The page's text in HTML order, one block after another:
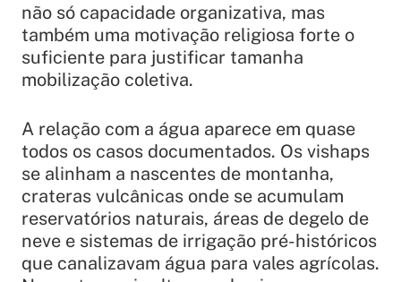
não só capacidade organizativa, mas
também uma motivação religiosa forte o
suficiente para justificar tamanha
mobilização coletiva.
A relação com a água aparece em quase
todos os casos documentados. Os vishaps
se alinham a nascentes de montanha,
crateras vulcânicas onde se acumulam
reservatórios naturais, áreas de degelo de
neve e sistemas de irrigação pré-históricos
que canalizavam água para vales agrícolas.